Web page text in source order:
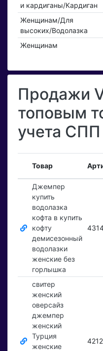
и кардиганы/Кардиган
Женщинам/Для
высоких/Водолазка
Женщинам
Продажи
топовым
учета СПП
Товар
Джемпер
купить
водолазка
кофта в купить
кофту
демисезонный
водолазки
женские без
горлышка
свитер
женский
оверсайз
джемпер
женский
Турция
женские